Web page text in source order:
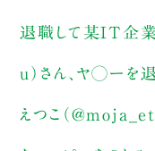
退職して某IT企
u）さん、ヤ◯ーを
えつこ（